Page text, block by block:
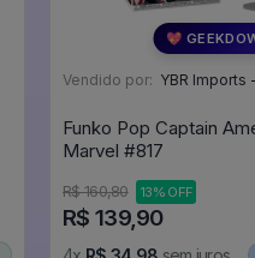
💖
Vendido por: YBR Imports
Funko Pop Captain
Marvel #817
R$ 160,80 13% OFF
R$ 139,90